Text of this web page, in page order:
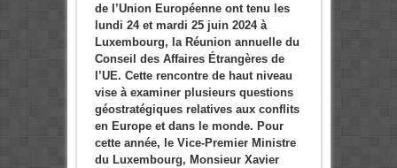
de l’Union Européenne ont tenu les
lundi 24 et mardi 25 juin 2024 à
Luxembourg, la Réunion annuelle du
Conseil des Affaires Étrangères de
l’UE. Cette rencontre de haut niveau
vise à examiner plusieurs questions
géostratégiques relatives aux conflits
en Europe et dans le monde. Pour
cette année, le Vice-Premier Ministre
du Luxembourg, Monsieur Xavier